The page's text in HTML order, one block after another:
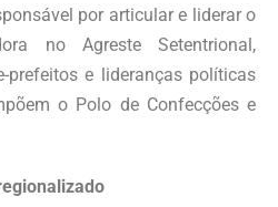
por articular e liderar o
no Agreste Setentrional,
prefeitos e lideranças políticas
o Polo de Confecções e